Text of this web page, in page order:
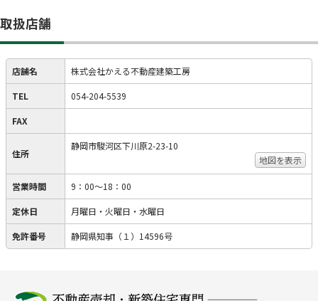
取扱店舗
店舗名 株式会社かえる不動産建築工房
TEL 054-204-5539
FAX
住所
静岡市駿河区下川原2-23-10
地図を表示
営業時間 9：00～18：00
定休日 月曜日・火曜日・水曜日
免許番号 静岡県知事（１）14596号